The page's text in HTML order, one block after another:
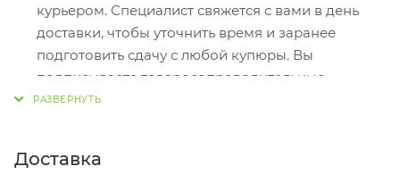
курьером. Специалист свяжется с вами в день
доставки, чтобы уточнить время и заранее
подготовить сдачу с любой купюры. Вы
подписываете товаросопроводительные
документы, вносите денежные средства,
Доставка